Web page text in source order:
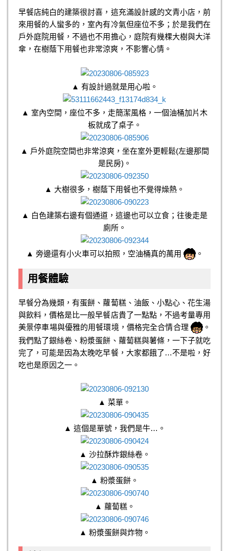
早餐店純白的建築很討喜，這充滿設計感的文青小店，前
來用餐的人蠻多的，室內有冷氣但座位不多；於是我們在
戶外庭院用餐，不過也不用擔心，庭院有幾棵大樹與大洋
傘，在樹蔭下用餐也非常涼爽，不影響心情。
▲ 有設計過就是用心啦。
▲ 室內空間，座位不多，走簡潔風格，一個油桶加片木
板就成了桌子。
▲ 戶外庭院空間也非常涼爽，坐在室外更輕鬆(左邊那間
是民房)。
▲ 大樹很多，樹蔭下用餐也不覺得燥熱。
▲ 白色建築右邊有個通道，這邊也可以立食；往後走是
廁所。
▲ 旁邊還有小火車可以拍照，空油桶真的萬用 。
用餐體驗
早餐分為幾類，有蛋餅、蘿蔔糕、油飯、小點心、花生湯
與飲料，價格是比一般早餐店貴了一點點，不過考量專用
美景停車場與優雅的用餐環境，價格完全合情合理
。
我們點了銀絲卷、粉漿蛋餅、蘿蔔糕與薯條，一下子就吃
完了，可能是因為太晚吃早餐，大家都餓了…不是啦，好
吃也是原因之一。
▲ 菜單。
▲ 這個是單號，我們是牛…。
▲ 沙拉酥炸銀絲卷。
▲ 粉漿蛋餅。
▲ 蘿蔔糕。
▲ 粉漿蛋餅與炸物。